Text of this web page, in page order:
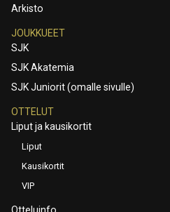
Arkisto
JOUKKUEET
SJK
SJK Akatemia
SJK Juniorit (omalle sivulle)
OTTELUT
Liput ja kausikortit
Liput
Kausikortit
VIP